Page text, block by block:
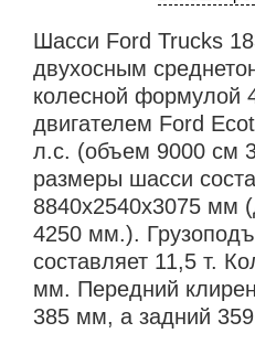
Шасси Ford Trucks
двухосным
колесной формулой
двигателем Ford
л.с. (объем 9000 см
размеры шасси
8840х2540х3075 мм
4250 мм.).
составляет 11,5 т.
мм. Передний
385 мм, а задний